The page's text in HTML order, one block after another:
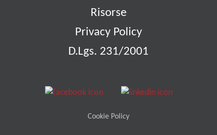
Risorse
Privacy Policy
D.Lgs. 231/2001
Cookie Policy